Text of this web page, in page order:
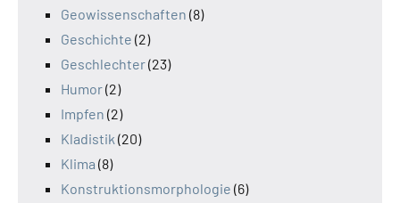
Geowissenschaften (8)
Geschichte (2)
Geschlechter(23)
Humor(2)
Impfen (2)
Kladistik (20)
Klima (8)
Konstruktionsmorphologie (6)